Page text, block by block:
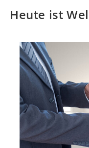
Heute ist